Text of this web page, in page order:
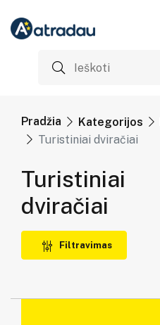
Pradžia Kategorijos
Turistiniai dviračiai
Turistiniai
dviračiai
Filtravimas